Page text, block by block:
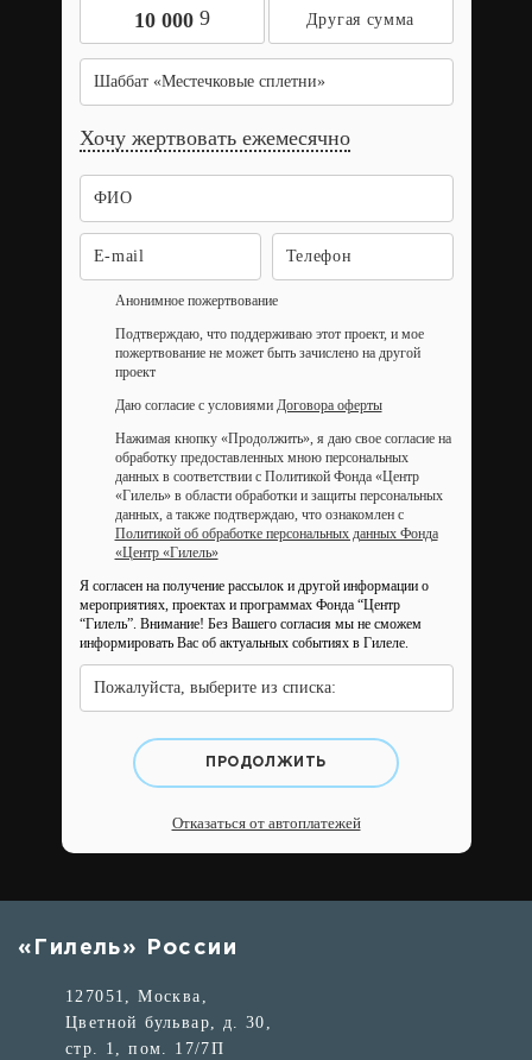
10 000 9
Шаббат «Местечковые сплетни»
Хочу жертвовать ежемесячно
Анонимное пожертвование
Подтверждаю, что поддерживаю этот проект, и мое
пожертвование не может быть зачислено на другой
проект
Даю согласие с условиями Договора оферты
Нажимая кнопку «Продолжить», я даю свое согласие на
обработку предоставленных мною персональных
данных в соответствии с Политикой Фонда «Центр
«Гилель» в области обработки и защиты персональных
данных, а также подтверждаю, что ознакомлен с
Политикой об обработке персональных данных Фонда
«Центр «Гилель»
Я согласен на получение рассылок и другой информации о
мероприятиях, проектах и программах Фонда “Центр
“Гилель”. Внимание! Без Вашего согласия мы не сможем
информировать Вас об актуальных событиях в Гилеле.
Пожалуйста, выберите из списка:
ПРОДОЛЖИТЬ
Отказаться от автоплатежей
«Гилель» России
127051, Москва,
Цветной бульвар, д. 30,
стр. 1, пом. 17/7П